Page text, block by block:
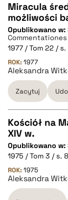
CZYSTY
pobierz cytat
BIBTEX
pobierz cytat
Miracula
możliwości
Opublikowano w:
Commentationes
1977 / Tom 22 /
ROK: 1977
Aleksandra
Zacytuj
CZYSTY
pobierz cytat
Kościół na
XIV w.
Opublikowano w:
1975 / Tom 3 / s.
ROK: 1975
Aleksandra